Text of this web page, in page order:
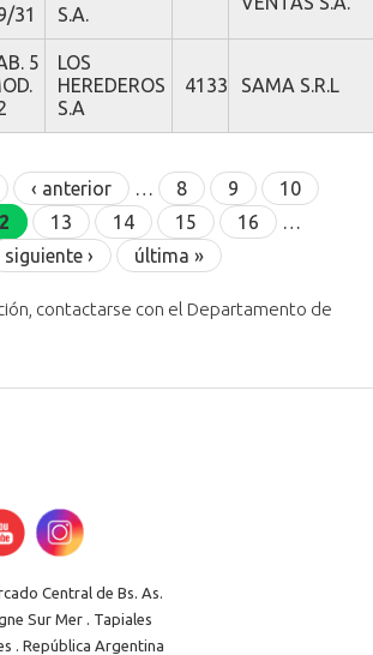
31
S.A.
5
LOS
HEREDEROS
S.A
4133 SAMA S.R.L
‹ anterior … 8 9
10
13 14 15 16
…
siguiente ›
última »
contactarse con el Departamento de
Central de Bs. As.
Sur Mer . Tapiales
. República Argentina